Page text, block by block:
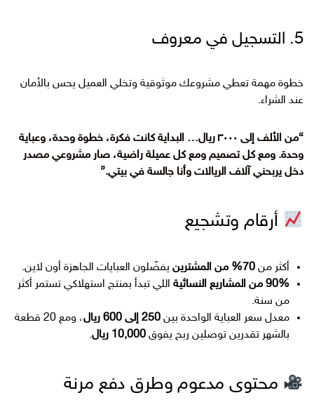
5. التسجيل في معروف
خطوة مهمة تعطي مشروعك موثوقية وتخلي العميل يحس بالأمان
عند الشراء.
“من الألف إلى ٣٠٠٠ ريال… البداية كانت فكرة، خطوة وحدة، وعباية
وحدة. ومع كل تصميم ومع كل عميلة راضية، صار مشروعي مصدر
دخل يربحني آلاف الريالات وأنا جالسة في بيتي.”
أرقام وتشجيع
أكثر من 70% من المشترين
يفضّلون العبايات الجاهزة أون لاين.
90% من المشاريع النسائية
اللي تبدأ بمنتج استهلاكي تستمر أكثر
من سنة.
معدل سعر العباية الواحدة بين 250 إلى 600 ريال
، ومع 20 قطعة
بالشهر تقدرين توصلين ربح يفوق 10,000 ريال .
محتوى مدعوم وطرق دفع مرنة